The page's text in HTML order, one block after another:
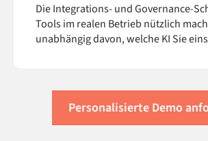
Die Integrations- und Governance-
Tools im realen Betrieb nützlich
unabhängig davon, welche KI Sie
Personalisierte Demo